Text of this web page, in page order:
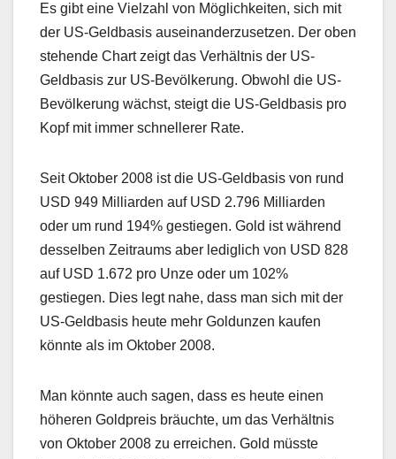
Es gibt eine Vielzahl von Möglichkeiten, sich mit
der US-Geldbasis auseinanderzusetzen. Der oben
stehende Chart zeigt das Verhältnis der US-
Geldbasis zur US-Bevölkerung. Obwohl die US-
Bevölkerung wächst, steigt die US-Geldbasis pro
Kopf mit immer schnellerer Rate.
Seit Oktober 2008 ist die US-Geldbasis von rund
USD 949 Milliarden auf USD 2.796 Milliarden
oder um rund 194% gestiegen. Gold ist während
desselben Zeitraums aber lediglich von USD 828
auf USD 1.672 pro Unze oder um 102%
gestiegen. Dies legt nahe, dass man sich mit der
US-Geldbasis heute mehr Goldunzen kaufen
könnte als im Oktober 2008.
Man könnte auch sagen, dass es heute einen
höheren Goldpreis bräuchte, um das Verhältnis
von Oktober 2008 zu erreichen. Gold müsste